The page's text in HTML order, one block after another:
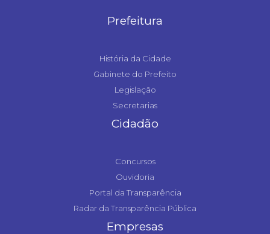
Prefeitura
História da Cidade
Gabinete do Prefeito
Legislação
Secretarias
Cidadão
Concursos
Ouvidoria
Portal da Transparência
Radar da Transparência Pública
Empresas